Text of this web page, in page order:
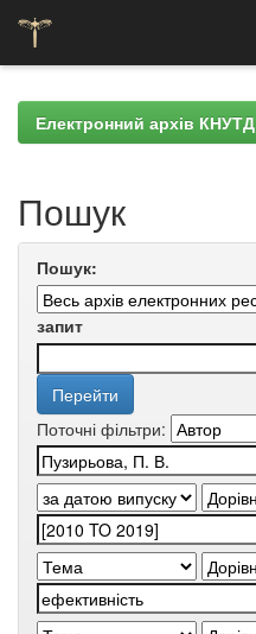
navigationЕлектронний архів КНУТД
Пошук
Пошук:
запит
Поточні фільтри: